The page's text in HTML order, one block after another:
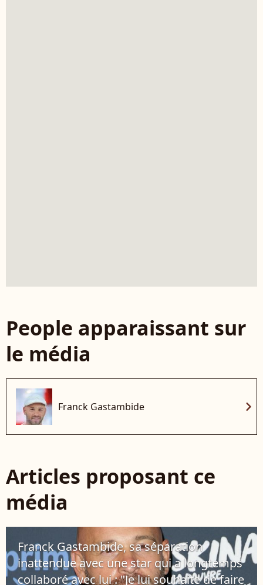
People apparaissant sur
le média
Franck Gastambide chevron_right
Articles proposant ce
média
Franck Gastambide, sa séparation
inattendue avec une star qui a longtemps
collaboré avec lui : "Je lui souhaite de faire